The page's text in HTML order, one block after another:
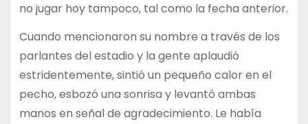
no jugar hoy tampoco, tal como la fecha anterior.
Cuando mencionaron su nombre a través de los
parlantes del estadio y la gente aplaudió
estridentemente, sintió un pequeño calor en el
pecho, esbozó una sonrisa y levantó ambas
manos en señal de agradecimiento. Le había